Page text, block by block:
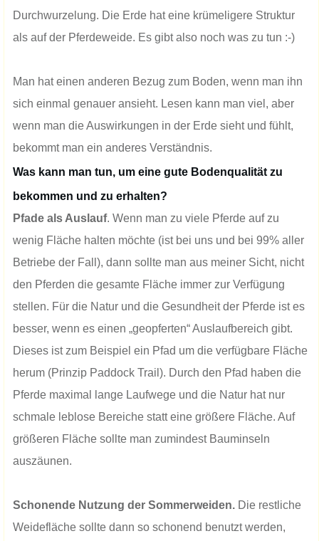
Durchwurzelung. Die Erde hat eine krümeligere Struktur
als auf der Pferdeweide. Es gibt also noch was zu tun :-)
Man hat einen anderen Bezug zum Boden, wenn man ihn
sich einmal genauer ansieht. Lesen kann man viel, aber
wenn man die Auswirkungen in der Erde sieht und fühlt,
bekommt man ein anderes Verständnis.
Was kann man tun, um eine gute Bodenqualität zu
bekommen und zu erhalten?
Pfade als Auslauf. Wenn man zu viele Pferde auf zu
wenig Fläche halten möchte (ist bei uns und bei 99% aller
Betriebe der Fall), dann sollte man aus meiner Sicht, nicht
den Pferden die gesamte Fläche immer zur Verfügung
stellen. Für die Natur und die Gesundheit der Pferde ist es
besser, wenn es einen „geopferten“ Auslaufbereich gibt.
Dieses ist zum Beispiel ein Pfad um die verfügbare Fläche
herum (Prinzip Paddock Trail). Durch den Pfad haben die
Pferde maximal lange Laufwege und die Natur hat nur
schmale leblose Bereiche statt eine größere Fläche. Auf
größeren Fläche sollte man zumindest Bauminseln
auszäunen.
Schonende Nutzung der Sommerweiden. Die restliche
Weidefläche sollte dann so schonend benutzt werden,